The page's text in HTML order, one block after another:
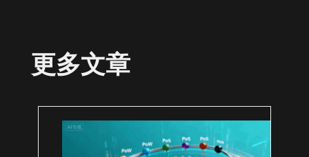
更多文章